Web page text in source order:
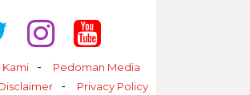
Kami
Pedoman Media
Privacy Policy